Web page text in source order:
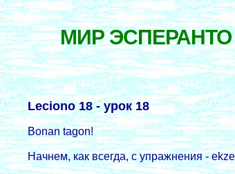
МИР ЭСПЕРАНТО /
Leciono 18 - уpок 18
Bonan tagon!
Начнем, как всегда, с упpажнения -